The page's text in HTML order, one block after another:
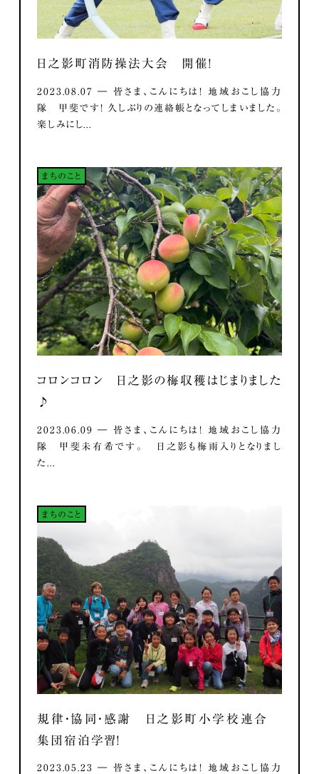
日之影町消防操法大会 開催！
2023.08.07 ― 皆さま、こんにちは！ 地域おこし協力
隊 甲斐です！ 久しぶりの連絡帳となってしまいました。
楽しみにし...
まちのこと
コロンコロン 日之影の梅収穫はじまりました
♪
2023.06.09 ― 皆さま、こんにちは！ 地域おこし協力
隊 甲斐未有希です。 日之影も梅雨入りとなりまし
た...
まちのこと
規律・協同・感謝 日之影町小学校連合
集団宿泊学習！
2023.05.23 ― 皆さま、こんにちは！ 地域おこし協力